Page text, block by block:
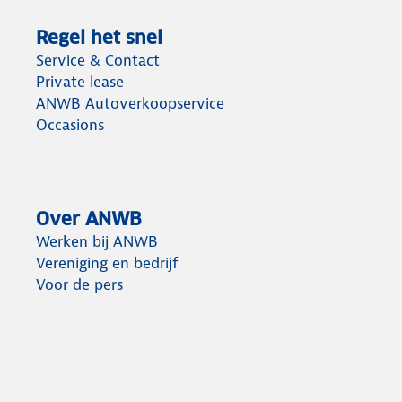
Regel het snel
Service & Contact
Private lease
ANWB Autoverkoopservice
Occasions
Over ANWB
Werken bij ANWB
Vereniging en bedrijf
Voor de pers